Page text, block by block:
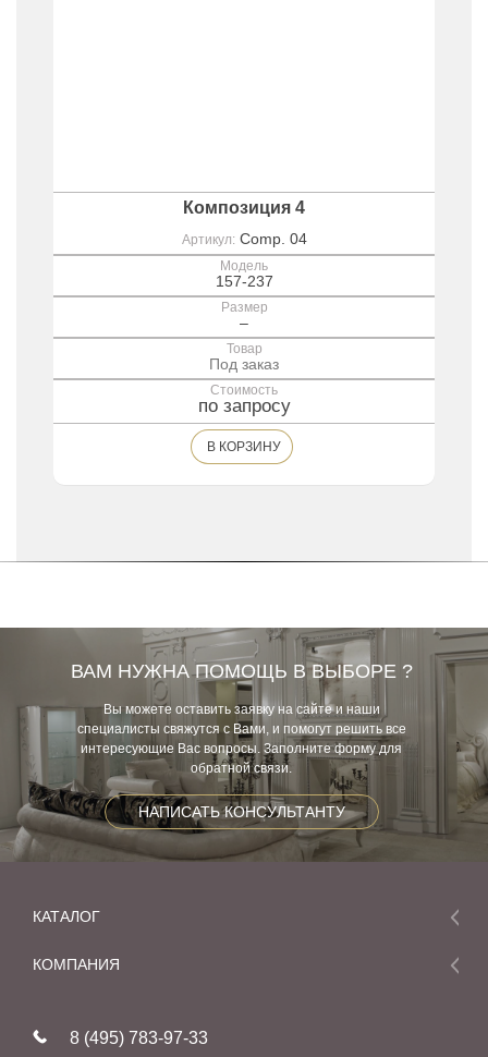
Композиция 4
Артикул: Comp. 04
Модель
157-237
Размер
–
Товар
Под заказ
Стоимость
по запросу
В КОРЗИНУ
ВАМ НУЖНА ПОМОЩЬ В ВЫБОРЕ ?
Вы можете оставить заявку на сайте и наши
специалисты свяжутся с Вами, и помогут решить все
интересующие Вас вопросы. Заполните форму для
обратной связи.
НАПИСАТЬ КОНСУЛЬТАНТУ
КАТАЛОГ
Мебель
КОМПАНИЯ
Реставрация
8 (495) 783-97-33